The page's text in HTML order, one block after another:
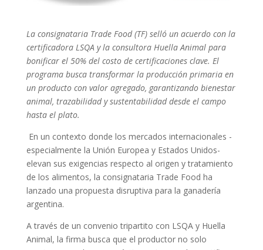
La consignataria Trade Food (TF) selló un acuerdo con la
certificadora LSQA y la consultora Huella Animal para
bonificar el 50% del costo de certificaciones clave. El
programa busca transformar la producción primaria en
un producto con valor agregado, garantizando bienestar
animal, trazabilidad y sustentabilidad desde el campo
hasta el plato.
En un contexto donde los mercados internacionales -
especialmente la Unión Europea y Estados Unidos-
elevan sus exigencias respecto al origen y tratamiento
de los alimentos, la consignataria Trade Food ha
lanzado una propuesta disruptiva para la ganadería
argentina.
A través de un convenio tripartito con LSQA y Huella
Animal, la firma busca que el productor no solo